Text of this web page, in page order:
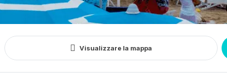
Visualizzare la mappa
Chiudere
Arrivo -
Partenza
Viaggiatori
alloggio